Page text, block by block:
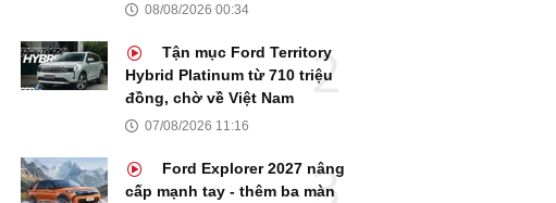
08/08/2026 00:34
Tận mục Ford Territory
Hybrid Platinum từ 710 triệu
đồng, chờ về Việt Nam
07/08/2026 11:16
Ford Explorer 2027 nâng
cấp mạnh tay - thêm ba màn